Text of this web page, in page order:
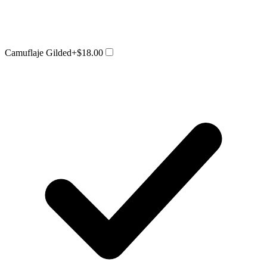
Camuflaje Gilded+$18.00